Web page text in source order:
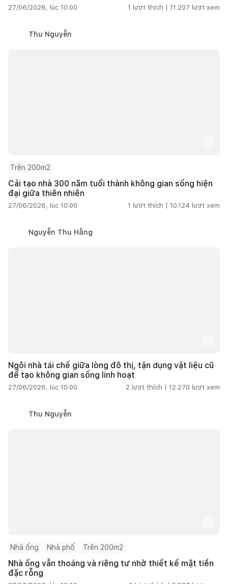
27/06/2026, lúc 10:00 1 lượt thích | 11.207 lượt xem
Thu Nguyễn
Trên 200m2
Cải tạo nhà 300 năm tuổi thành không gian sống hiện
đại giữa thiên nhiên
27/06/2026, lúc 10:00 1 lượt thích | 10.124 lượt xem
Nguyễn Thu Hằng
Ngôi nhà tái chế giữa lòng đô thị, tận dụng vật liệu cũ
để tạo không gian sống linh hoạt
27/06/2026, lúc 10:00 2 lượt thích | 12.270 lượt xem
Thu Nguyễn
Nhà ống Nhà phố Trên 200m2
Nhà ống vẫn thoáng và riêng tư nhờ thiết kế mặt tiền
đặc rỗng